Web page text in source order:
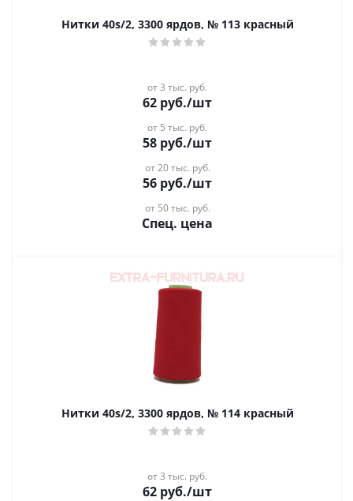
Нитки 40s/2, 3300 ярдов, № 113 красный
от 3 тыс. руб.
62 руб./шт
от 5 тыс. руб.
58 руб./шт
от 20 тыс. руб.
56 руб./шт
от 50 тыс. руб.
Спец. цена
Нитки 40s/2, 3300 ярдов, № 114 красный
от 3 тыс. руб.
62 руб./шт